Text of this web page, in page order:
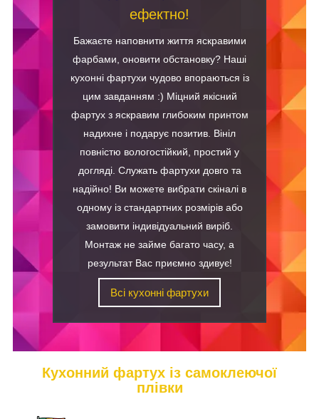
ефектно!
Бажаєте наповнити життя яскравими
фарбами, оновити обстановку? Наші
кухонні фартухи чудово впораються із
цим завданням :) Міцний якісний
фартух з яскравим глибоким принтом
надихне і подарує позитив. Вініл
повністю вологостійкий, простий у
догляді. Служать фартухи довго та
надійно! Ви можете вибрати скіналі в
одному із стандартних розмірів або
замовити індивідуальний виріб.
Монтаж не займе багато часу, а
результат Вас приємно здивує!
Всі кухонні фартухи
Кухонний фартух із самоклеючої
плівки